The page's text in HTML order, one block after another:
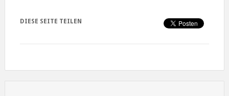
DIESE SEITE TEILEN